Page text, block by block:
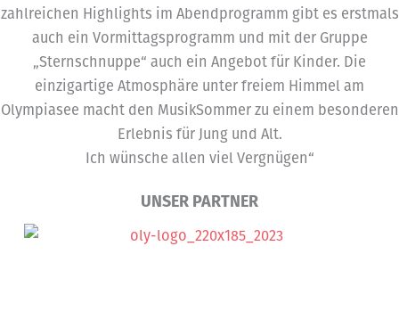
zahlreichen Highlights im Abendprogramm gibt es erstmals
auch ein Vormittagsprogramm und mit der Gruppe
„Sternschnuppe“ auch ein Angebot für Kinder. Die
einzigartige Atmosphäre unter freiem Himmel am
Olympiasee macht den MusikSommer zu einem besonderen
Erlebnis für Jung und Alt.
Ich wünsche allen viel Vergnügen“
UNSER PARTNER